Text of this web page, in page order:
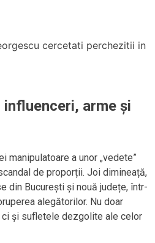
influenceri, arme și
manipulatoare a unor „vedete”
de proporții. Joi dimineață,
din București și nouă județe, într-
alegătorilor. Nu doar
și sufletele dezgolite ale celor